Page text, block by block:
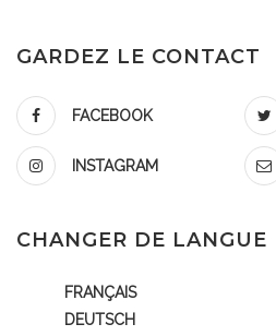
GARDEZ LE CONTACT
FACEBOOK
INSTAGRAM
CHANGER DE LANGUE
FRANÇAIS
DEUTSCH